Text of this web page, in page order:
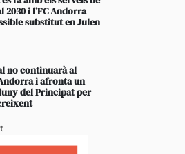
2030 i l’FC Andorra
substitut en Julen
no continuarà al
i afronta un
del Principat per